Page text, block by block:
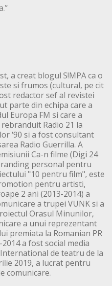
a creat blogul S!MPA ca o
si frumos (cultural, pe cit
redactor sef al revistei
parte din echipa care a
Europa FM si care a
Radio 21 la
‘90 si a fost consultant
Radio Guerrilla. A
Ca-n filme (Digi 24
personal pentru
"10 pentru film", este
pentru artisti,
2 ani (2013-2014) a
a trupei VUNK si a
Orasul Minunilor,
a unui reprezentant
premiata la Romanian PR
a fost social media
de teatru de la
2019, a lucrat pentru
comunicare.